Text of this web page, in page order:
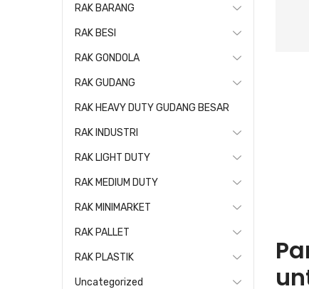
RAK BARANG
RAK BESI
RAK GONDOLA
RAK GUDANG
RAK HEAVY DUTY GUDANG BESAR
RAK INDUSTRI
RAK LIGHT DUTY
RAK MEDIUM DUTY
RAK MINIMARKET
RAK PALLET
RAK PLASTIK
Uncategorized